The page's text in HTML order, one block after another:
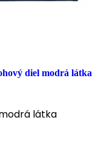
diel modrá látka